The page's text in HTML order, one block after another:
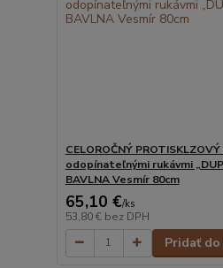
CELOROČNÝ
odopínateľnými rukávmi
BAVLNA Vesmír 80cm
65,10 €/ks
53,80 € bez DPH
Pridať